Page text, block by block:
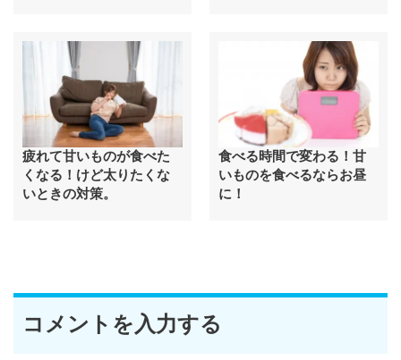
疲れて甘いものが食べた
くなる！けど太りたくな
いときの対策。
食べる時間で変わる！甘
いものを食べるならお昼
に！
コメントを入力する